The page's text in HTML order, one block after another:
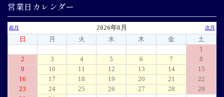
営業日カレンダー